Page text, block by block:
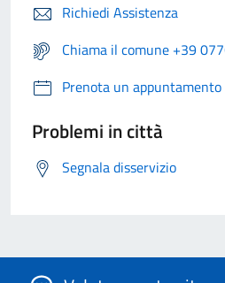
Richiedi Assistenza
Chiama il comune +39
Prenota un appuntamento
Problemi in città
Segnala disservizio